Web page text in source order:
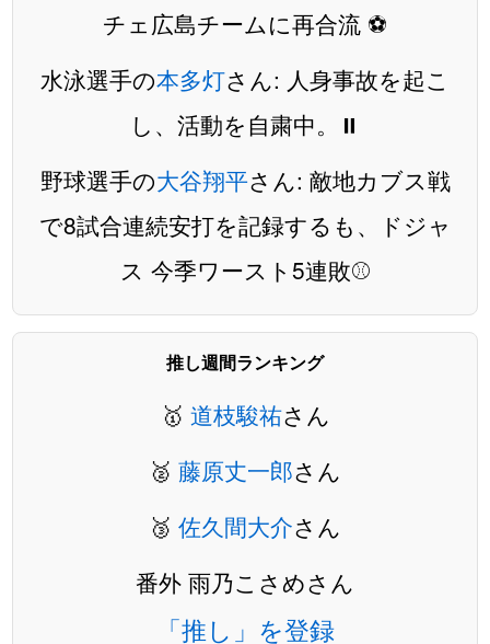
チェ広島チームに再合流 ⚽️
水泳選手の本多灯さん: 人身事故を起こ
し、活動を自粛中。⏸️
野球選手の大谷翔平さん: 敵地カブス戦
で8試合連続安打を記録するも、ドジャ
ス 今季ワースト5連敗⚾️
推し週間ランキング
🥇 道枝駿祐さん
🥈 藤原丈一郎さん
🥉 佐久間大介さん
番外 雨乃こさめさん
「推し」を登録